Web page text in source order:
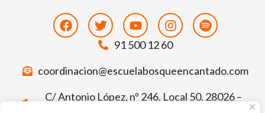
FacebookTwitterYoutubeInstagramSpotify
91 500 12 60
coordinacion@escuelabosqueencantado.com
C/ Antonio López, nº 246. Local 50. 28026 –